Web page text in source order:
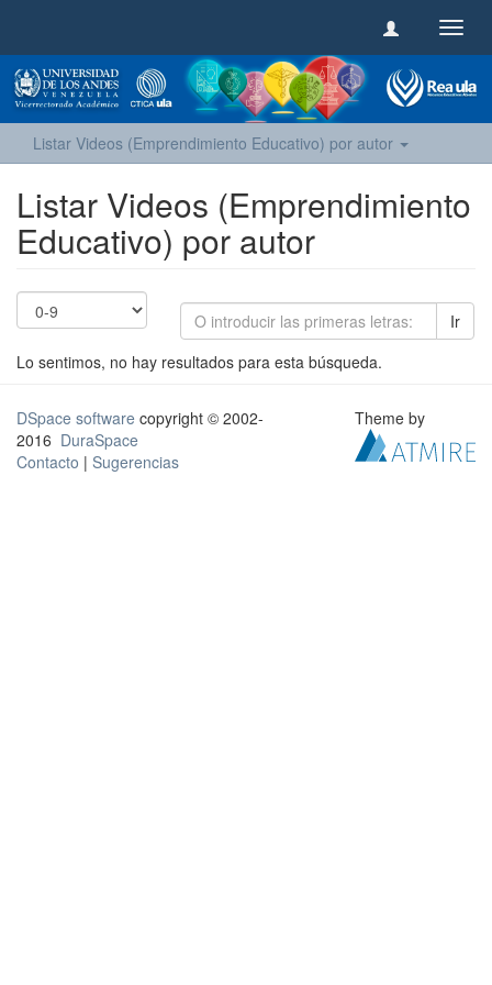
Listar Videos (Emprendimiento Educativo) por autor
Listar Videos (Emprendimiento
Educativo) por autor
Ir
Lo sentimos, no hay resultados para esta búsqueda.
DSpace software copyright © 2002-
2016 DuraSpace
Contacto | Sugerencias
Theme by